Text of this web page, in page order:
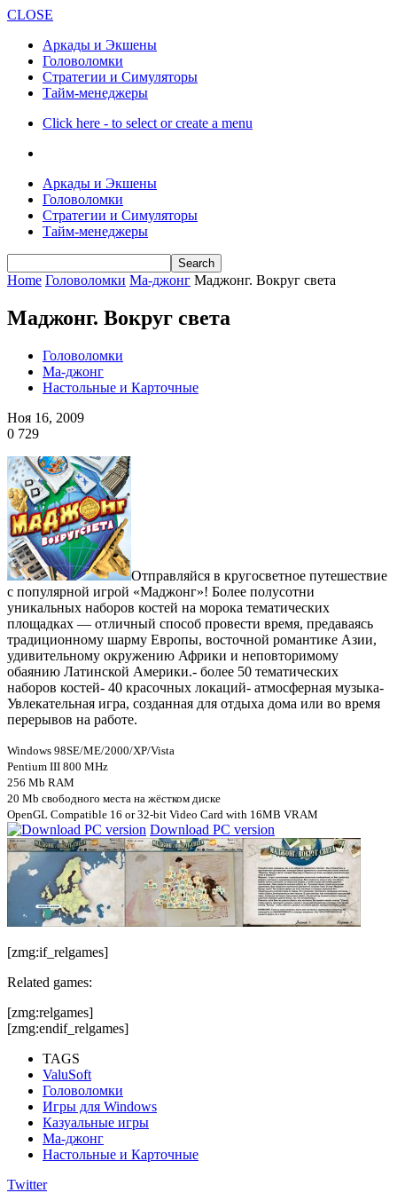
CLOSE
Аркады и Экшены
Головоломки
Стратегии и Симуляторы
Тайм-менеджеры
Click here - to select or create a menu
Аркады и Экшены
Головоломки
Стратегии и Симуляторы
Тайм-менеджеры
Home Головоломки Ма-джонг Маджонг. Вокруг света
Маджонг. Вокруг света
Головоломки
Ма-джонг
Настольные и Карточные
Ноя 16, 2009
0 729
Отправляйся в кругосветное путешествие
с популярной игрой «Маджонг»! Более полусотни
уникальных наборов костей на морока тематических
площадках — отличный способ провести время, предаваясь
традиционному шарму Европы, восточной романтике Азии,
удивительному окружению Африки и неповторимому
обаянию Латинской Америки.- более 50 тематических
наборов костей- 40 красочных локаций- атмосферная музыка-
Увлекательная игра, созданная для отдыха дома или во время
перерывов на работе.
Windows 98SE/ME/2000/XP/Vista
Pentium III 800 MHz
256 Mb RAM
20 Mb свободного места на жёстком диске
OpenGL Compatible 16 or 32-bit Video Card with 16MB VRAM
Download PC version
[zmg:if_relgames]
Related games:
[zmg:relgames]
[zmg:endif_relgames]
TAGS
ValuSoft
Головоломки
Игры для Windows
Казуальные игры
Ма-джонг
Настольные и Карточные
Twitter